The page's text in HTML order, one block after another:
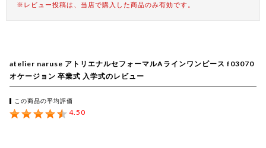
※レビュー投稿は、当店で購入した商品のみ有効です。
atelier naruse アトリエナルセフォーマルAラインワンピース f03070
オケージョン 卒業式 入学式のレビュー
この商品の平均評価
4.50